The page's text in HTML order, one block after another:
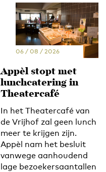
06 / 08 / 2026
Appèl stopt met
lunchcatering in
Theatercafé
In het Theatercafé van
de Vrijhof zal geen lunch
meer te krijgen zijn.
Appèl nam het besluit
vanwege aanhoudend
lage bezoekersaantallen